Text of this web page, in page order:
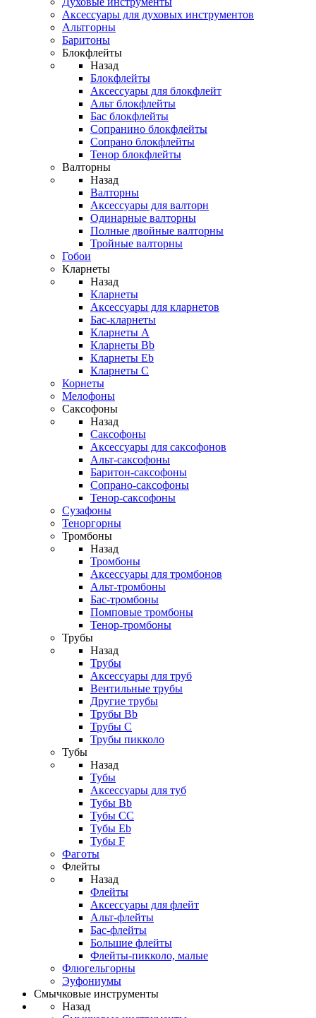
Аксессуары для духовых инструментов
Альтгорны
Баритоны
Блокфлейты
Назад
Блокфлейты
Аксессуары для блокфлейт
Альт блокфлейты
Бас блокфлейты
Сопранино блокфлейты
Сопрано блокфлейты
Тенор блокфлейты
Валторны
Назад
Валторны
Аксессуары для валторн
Одинарные валторны
Полные двойные валторны
Тройные валторны
Гобои
Кларнеты
Назад
Кларнеты
Аксессуары для кларнетов
Бас-кларнеты
Кларнеты A
Кларнеты Bb
Кларнеты Eb
Кларнеты С
Корнеты
Мелофоны
Саксофоны
Назад
Саксофоны
Аксессуары для саксофонов
Альт-саксофоны
Баритон-саксофоны
Сопрано-саксофоны
Тенор-саксофоны
Сузафоны
Теноргорны
Тромбоны
Назад
Тромбоны
Аксессуары для тромбонов
Альт-тромбоны
Бас-тромбоны
Помповые тромбоны
Тенор-тромбоны
Трубы
Назад
Трубы
Аксессуары для труб
Вентильные трубы
Другие трубы
Трубы Bb
Трубы C
Трубы пикколо
Тубы
Назад
Тубы
Аксессуары для туб
Тубы Bb
Тубы CC
Тубы Eb
Тубы F
Фаготы
Флейты
Назад
Флейты
Аксессуары для флейт
Альт-флейты
Бас-флейты
Большие флейты
Флейты-пикколо, малые
Флюгельгорны
Эуфониумы
Смычковые инструменты
Назад